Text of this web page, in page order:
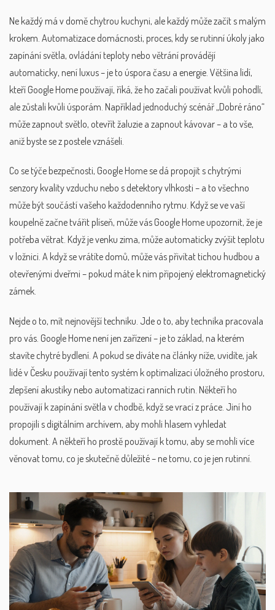
Ne každý má v domě chytrou kuchyni, ale každý může začít s malým
krokem. Automatizace domácnosti, proces, kdy se rutinní úkoly jako
zapínání světla, ovládání teploty nebo větrání provádějí
automaticky, není luxus – je to úspora času a energie. Většina lidí,
kteří Google Home používají, říká, že ho začali používat kvůli pohodlí,
ale zůstali kvůli úsporám. Například jednoduchý scénář „Dobré ráno“
může zapnout světlo, otevřít žaluzie a zapnout kávovar – a to vše,
aniž byste se z postele vznášeli.
Co se týče bezpečnosti, Google Home se dá propojit s chytrými
senzory kvality vzduchu nebo s detektory vlhkosti – a to všechno
může být součástí vašeho každodenního rytmu. Když se ve vaší
koupelně začne tvářit plíseň, může vás Google Home upozornit, že je
potřeba větrat. Když je venku zima, může automaticky zvýšit teplotu
v ložnici. A když se vrátíte domů, může vás přivítat tichou hudbou a
otevřenými dveřmi – pokud máte k nim připojený elektromagnetický
zámek.
Nejde o to, mít nejnovější techniku. Jde o to, aby technika pracovala
pro vás. Google Home není jen zařízení – je to základ, na kterém
stavíte chytré bydlení. A pokud se díváte na články níže, uvidíte, jak
lidé v Česku používají tento systém k optimalizaci úložného prostoru,
zlepšení akustiky nebo automatizaci ranních rutin. Někteří ho
používají k zapínání světla v chodbě, když se vrací z práce. Jiní ho
propojili s digitálním archívem, aby mohli hlasem vyhledat
dokument. A někteří ho prostě používají k tomu, aby se mohli více
věnovat tomu, co je skutečně důležité – ne tomu, co je jen rutinní.